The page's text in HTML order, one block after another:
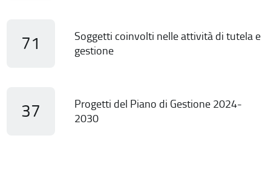
71
Soggetti coinvolti nelle attività di tutela e
gestione
37
Progetti del Piano di Gestione 2024-
2030